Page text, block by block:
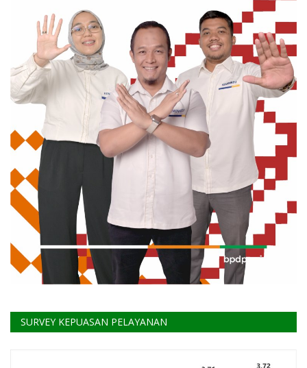
SURVEY KEPUASAN PELAYANAN